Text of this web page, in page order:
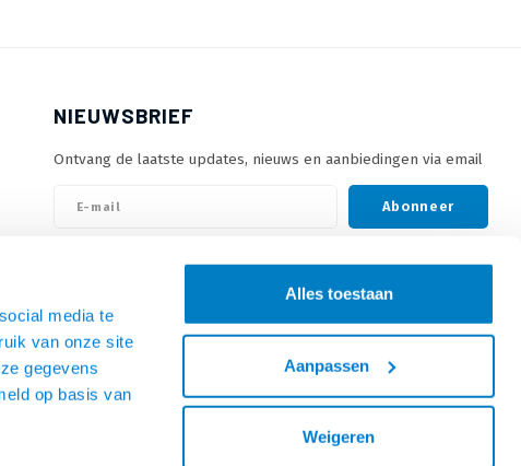
media te
van onze site
gegevens
op basis van
Alles toestaan
Aanpassen
Weigeren
NIEUWSBRIEF
Ontvang de laatste updates, nieuws en aanbiedingen via email
Abonneer